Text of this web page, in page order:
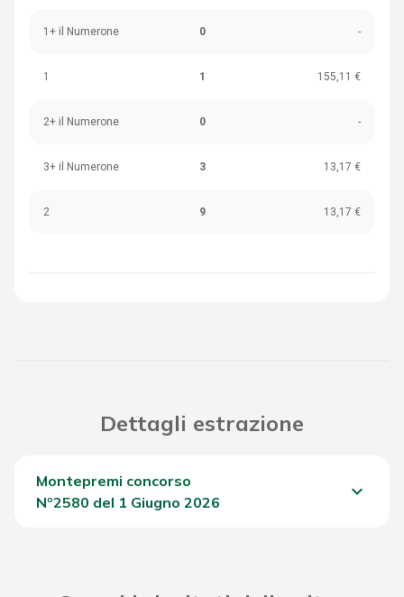
1+ il Numerone 0 -
1 1 155,11 €
2+ il Numerone 0 -
3+ il Numerone 3 13,17 €
2 9 13,17 €
Dettagli estrazione
Montepremi concorso
Nº2580 del 1 Giugno 2026
keyboard_arrow_down